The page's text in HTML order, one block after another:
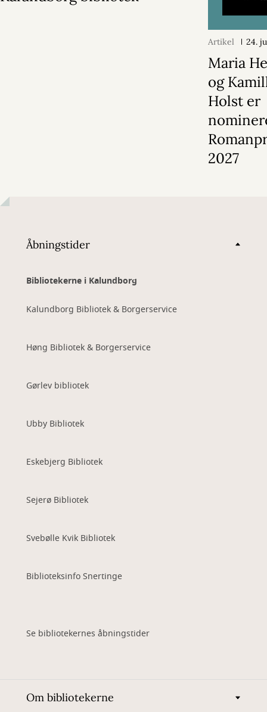
Artikel 24.
Maria
og
Holst er
2027
Åbningstider
Bibliotekerne i Kalundborg
Kalundborg Bibliotek & Borgerservice
Høng Bibliotek & Borgerservice
Gørlev bibliotek
Ubby Bibliotek
Eskebjerg Bibliotek
Sejerø Bibliotek
Svebølle Kvik Bibliotek
Biblioteksinfo Snertinge
Se bibliotekernes åbningstider
Om bibliotekerne